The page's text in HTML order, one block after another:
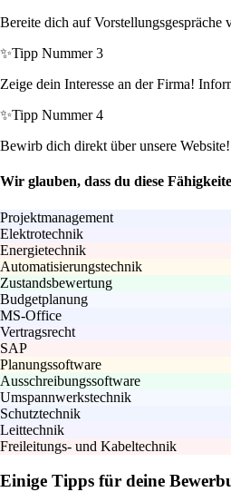
Bereite dich auf
✨Tipp Nummer 3
Zeige dein Interesse an der Firma!
✨Tipp Nummer 4
Bewirb dich direkt über unsere
Wir glauben, dass du diese
Projektmanagement
Elektrotechnik
Energietechnik
Automatisierungstechnik
Zustandsbewertung
Budgetplanung
MS-Office
Vertragsrecht
SAP
Planungssoftware
Ausschreibungssoftware
Umspannwerkstechnik
Schutztechnik
Leittechnik
Freileitungs- und Kabeltechnik
Einige Tipps für deine